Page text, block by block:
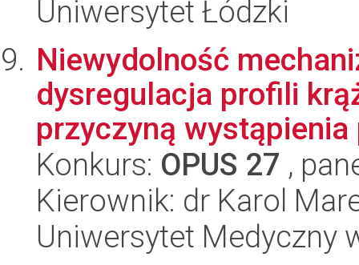
Uniwersytet Łódzki
Niewydolność
dysregulacja profili
przyczyną wystąpienia
Konkurs: OPUS 27 ,
Kierownik: dr Karol
Uniwersytet Medyczny